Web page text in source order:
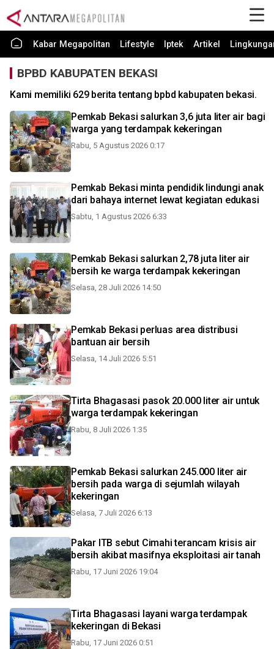
Kabar Megapolitan Lifestyle Iptek Artikel
BPBD KABUPATEN BEKASI
Kami memiliki 629 berita tentang bpbd kabupaten bekasi.
Pemkab Bekasi salurkan 3,6 juta liter air bagi
warga yang terdampak kekeringan
Rabu, 5 Agustus 2026 0:17
Pemkab Bekasi minta pendidik lindungi anak
dari bahaya internet lewat kegiatan edukasi
Sabtu, 1 Agustus 2026 6:33
Pemkab Bekasi salurkan 2,78 juta liter air
bersih ke warga terdampak kekeringan
Selasa, 28 Juli 2026 14:50
Pemkab Bekasi perluas area distribusi
bantuan air bersih
Selasa, 14 Juli 2026 5:51
Tirta Bhagasasi pasok 20.000 liter air untuk
warga terdampak kekeringan
Rabu, 8 Juli 2026 1:35
Pemkab Bekasi salurkan 245.000 liter air
bersih pada warga di sejumlah wilayah
kekeringan
Selasa, 7 Juli 2026 6:13
Pakar ITB sebut Cimahi terancam krisis air
bersih akibat masifnya eksploitasi air tanah
Rabu, 17 Juni 2026 19:04
Tirta Bhagasasi layani warga terdampak
kekeringan di Bekasi
Rabu, 17 Juni 2026 0:51